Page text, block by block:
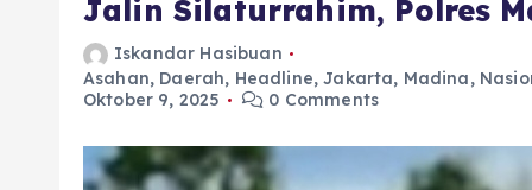
Jalin Silaturrahim, Polres
Iskandar Hasibuan
Asahan, Daerah, Headline,Jakarta, Madina,
Oktober 9, 2025
0 Comments